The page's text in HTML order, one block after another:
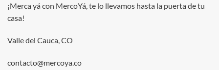
¡Merca yá con MercoYá, te lo llevamos hasta la puerta de tu
casa!
Valle del Cauca, CO
contacto@mercoya.co